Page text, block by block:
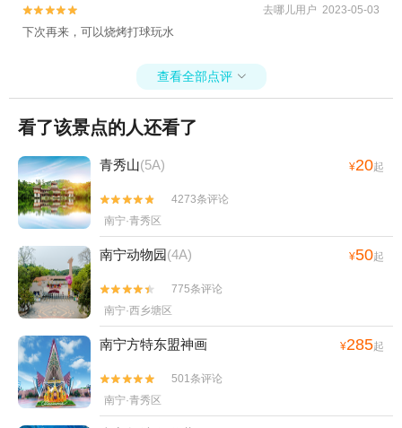

 去哪儿用户 2023-05-03
下次再来，可以烧烤打球玩水
查看全部点评 
看了该景点的人还看了
青秀山(5A) ¥20起


4273条评论
南宁·青秀区
南宁动物园(4A) ¥50起


775条评论
南宁·西乡塘区
南宁方特东盟神画 ¥285起


501条评论
南宁·青秀区